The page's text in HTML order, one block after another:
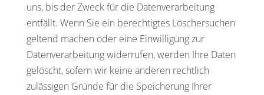
uns, bis der Zweck für die Datenverarbeitung
entfällt. Wenn Sie ein berechtigtes Löschersuchen
geltend machen oder eine Einwilligung zur
Datenverarbeitung widerrufen, werden Ihre Daten
gelöscht, sofern wir keine anderen rechtlich
zulässigen Gründe für die Speicherung Ihrer